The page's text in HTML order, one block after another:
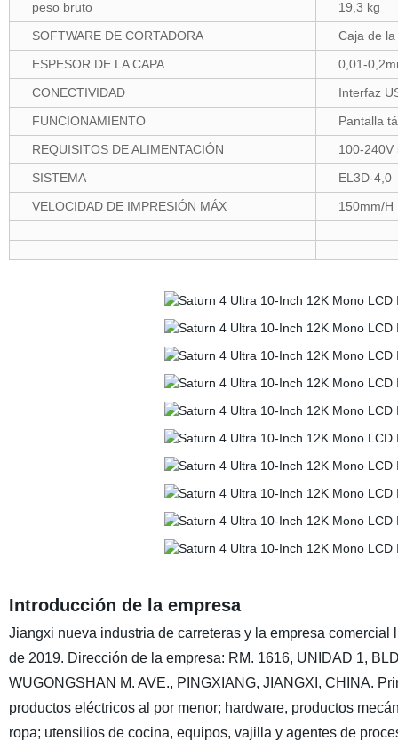
peso bruto
19,3 kg
SOFTWARE DE CORTADORA
Caja de
ESPESOR DE LA CAPA
0,01-
CONECTIVIDAD
Interfaz
FUNCIONAMIENTO
Pantalla
REQUISITOS DE ALIMENTACIÓN
100-240V
SISTEMA
EL3D-4,0
VELOCIDAD DE IMPRESIÓN MÁX
150mm/H
Introducción de la empresa
Jiangxi nueva industria de carreteras y la empresa
de 2019. Dirección de la empresa: RM. 1616, UNIDAD 1,
WUGONGSHAN M. AVE., PINGXIANG, JIANGXI, CHINA.
productos eléctricos al por menor; hardware, productos
ropa; utensilios de cocina, equipos, vajilla y agentes de